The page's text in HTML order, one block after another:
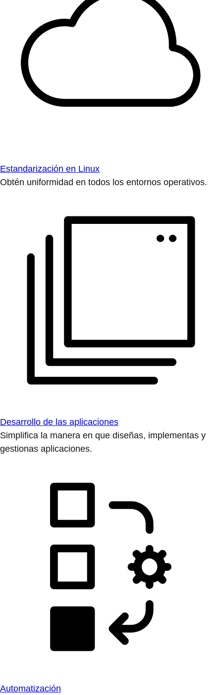
Estandarización en Linux
Obtén uniformidad en todos los entornos operativos.
Desarrollo de las aplicaciones
Simplifica la manera en que diseñas, implementas y
gestionas aplicaciones.
Automatización